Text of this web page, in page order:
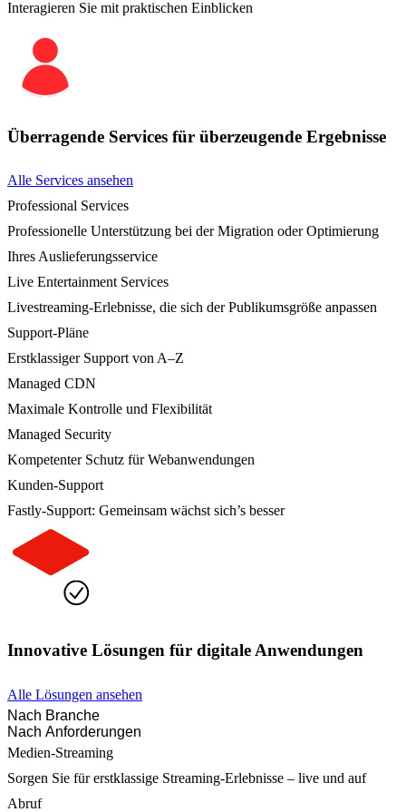
Interagieren Sie mit praktischen Einblicken
Überragende Services für überzeugende Ergebnisse
Alle Services ansehen
Professional Services
Professionelle Unterstützung bei der Migration oder Optimierung
Ihres Auslieferungsservice
Live Entertainment Services
Livestreaming-Erlebnisse, die sich der Publikumsgröße anpassen
Support-Pläne
Erstklassiger Support von A–Z
Managed CDN
Maximale Kontrolle und Flexibilität
Managed Security
Kompetenter Schutz für Webanwendungen
Kunden-Support
Fastly-Support: Gemeinsam wächst sich’s besser
Innovative Lösungen für digitale Anwendungen
Alle Lösungen ansehen
Nach Branche
Nach Anforderungen
Medien-Streaming
Sorgen Sie für erstklassige Streaming-Erlebnisse – live und auf
Abruf